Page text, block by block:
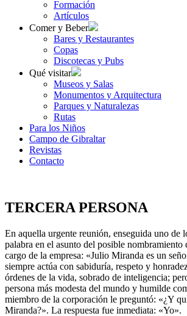
Formación
Artículos
Comer y Beber
Bares y Restaurantes
Copas
Discotecas y Pubs
Qué visitar
Museos y Salas
Monumentos y Arquitectura
Parques y Naturalezas
Rutas
Para los Niños
Campo de Gibraltar
Revistas
Contacto
TERCERA PERSONA
En aquella urgente reunión, enseguida uno de
palabra en el asunto del posible nombramiento
cargo de la empresa: «Julio Miranda es un
siempre actúa con sabiduría, respeto y
órdenes de la vida, sobrado de inteligencia;
persona más modesta del mundo y humilde
miembro de la corporación le preguntó: «¿Y
Miranda?». La respuesta fue inmediata: «Yo».